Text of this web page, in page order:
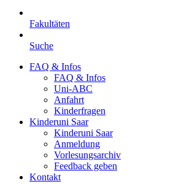
Fakultäten
Suche
FAQ & Infos
FAQ & Infos
Uni-ABC
Anfahrt
Kinderfragen
Kinderuni Saar
Kinderuni Saar
Anmeldung
Vorlesungsarchiv
Feedback geben
Kontakt